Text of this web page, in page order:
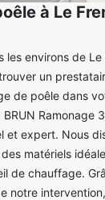
à Le
les environs de Le
un
de poêle dans
Ramonage
et expert. Nous
matériels
de chauffage.
notre